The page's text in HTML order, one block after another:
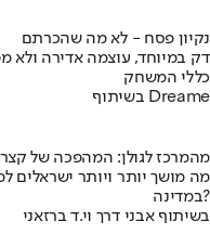
נקיון פסח - לא מה שהכרתם
דק במיוחד, עוצמה אדירה
כללי המשחק
בשיתוף Dreame
מהמרכז לגולן: המהפכה של
מה מושך יותר ויותר ישראלים
במדינה?
בשיתוף אבני דרך וי.ד ברזאני